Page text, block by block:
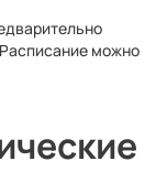
можно